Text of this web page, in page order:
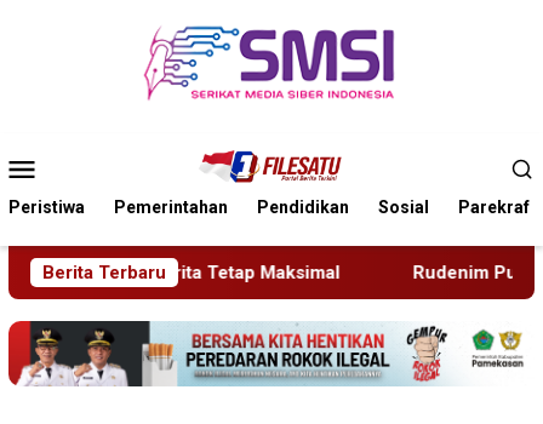
Mobile
Peristiwa Pemerintahan Pendidikan Sosial Parekraf
Berita Terbaru
Rudenim Pusat Tanjung Pinang Deportasi 25